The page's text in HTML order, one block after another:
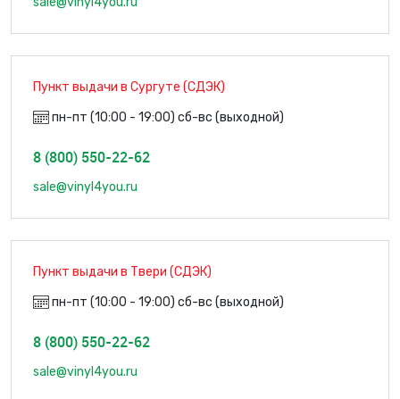
Пункт выдачи в Сургуте (СДЭК)
пн-пт (10:00 - 19:00) сб-вс (выходной)
8 (800) 550-22-62
sale@vinyl4you.ru
Пункт выдачи в Твери (СДЭК)
пн-пт (10:00 - 19:00) сб-вс (выходной)
8 (800) 550-22-62
sale@vinyl4you.ru